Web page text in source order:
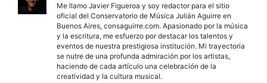
Me llamo Javier Figueroa y soy redactor para el sitio
oficial del Conservatorio de Música Julián Aguirre en
Buenos Aires, consaguirre.com. Apasionado por la música
y la escritura, me esfuerzo por destacar los talentos y
eventos de nuestra prestigiosa institución. Mi trayectoria
se nutre de una profunda admiración por los artistas,
haciendo de cada artículo una celebración de la
creatividad y la cultura musical.